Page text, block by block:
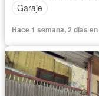
Garaje
Hace 1 semana, 2 días